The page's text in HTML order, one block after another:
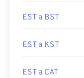
EST a BST
EST a KST
EST a CAT